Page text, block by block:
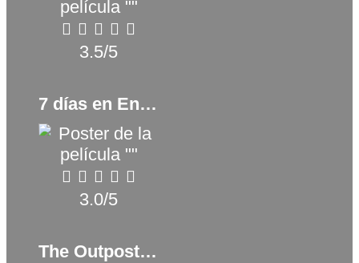
3.5/5
7 días en Entebbe (2018)
3.0/5
The Outpost (2020)